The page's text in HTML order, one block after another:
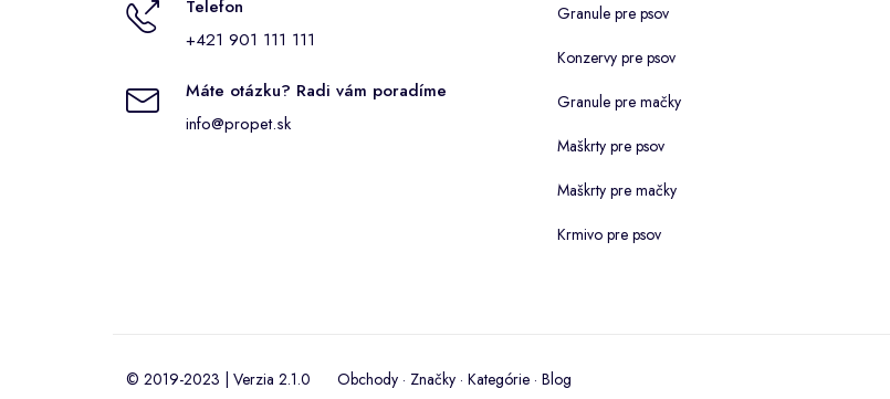
Telefon
+421 901 111 111
Máte otázku? Radi vám poradíme
info@propet.sk
Granule pre psov
Konzervy pre psov
Granule pre mačky
Maškrty pre psov
Maškrty pre mačky
Krmivo pre psov
© 2019-2023 | Verzia 2.1.0 Obchody · Značky · Kategórie · Blog